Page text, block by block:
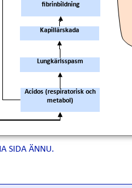
Acidos (respiratorisk och
metabol)
Lungkärlsspasm
Kapillärskada
fibrinbildning
SIDA ÄNNU.